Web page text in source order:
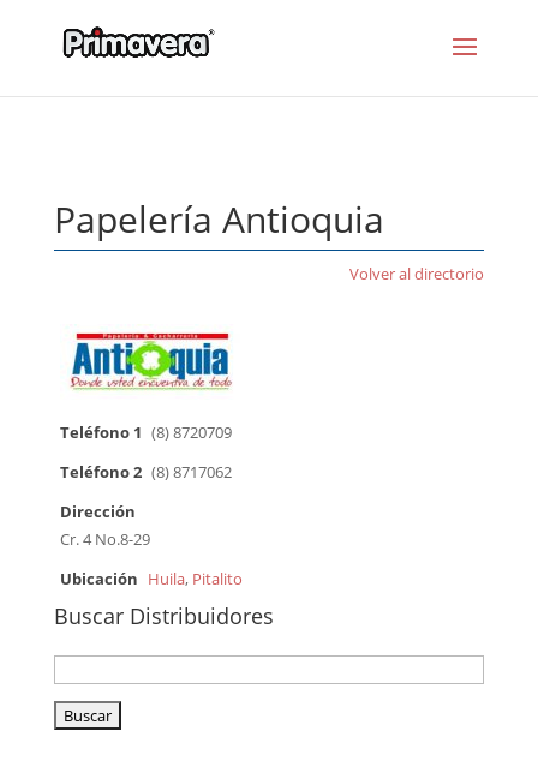
Papelería Antioquia
Volver al directorio
Teléfono 1 (8) 8720709
Teléfono 2 (8) 8717062
Dirección
Cr. 4 No.8-29
Ubicación Huila, Pitalito
Buscar Distribuidores